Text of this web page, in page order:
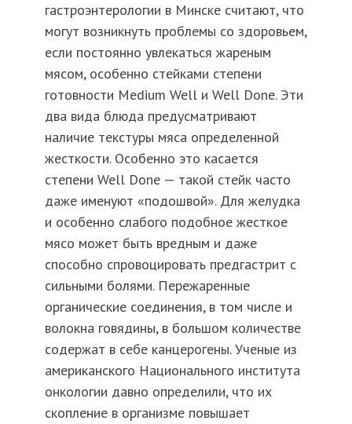
гастроэнтерологии в Минске считают, что
могут возникнуть проблемы со здоровьем,
если постоянно увлекаться жареным
мясом, особенно стейками степени
готовности Medium Well и Well Done. Эти
два вида блюда предусматривают
наличие текстуры мяса определенной
жесткости. Особенно это касается
степени Well Done — такой стейк часто
даже именуют «подошвой». Для желудка
и особенно слабого подобное жесткое
мясо может быть вредным и даже
способно спровоцировать предгастрит с
сильными болями. Пережаренные
органические соединения, в том числе и
волокна говядины, в большом количестве
содержат в себе канцерогены. Ученые из
американского Национального института
онкологии давно определили, что их
скопление в организме повышает